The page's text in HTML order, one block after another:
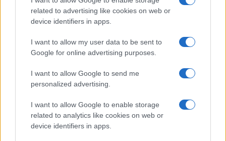
related to advertising like cookies on web or
device identifiers in apps.
I want to allow my user data to be sent to
Google for online advertising purposes.
I want to allow Google to send me
personalized advertising.
I want to allow Google to enable storage
related to analytics like cookies on web or
device identifiers in apps.